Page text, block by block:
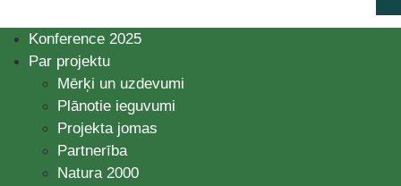
Konference 2025
Par projektu
Mērķi un uzdevumi
Plānotie ieguvumi
Projekta jomas
Partnerība
Natura 2000